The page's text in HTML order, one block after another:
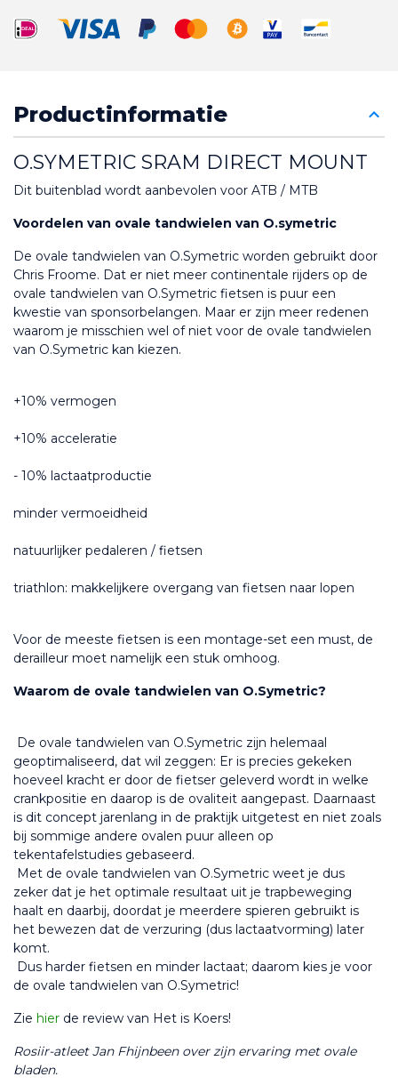
Productinformatie
O.SYMETRIC SRAM DIRECT MOUNT
Dit buitenblad wordt aanbevolen voor ATB / MTB
Voordelen van ovale tandwielen van O.symetric
De ovale tandwielen van O.Symetric worden gebruikt door
Chris Froome. Dat er niet meer continentale rijders op de
ovale tandwielen van O.Symetric fietsen is puur een
kwestie van sponsorbelangen. Maar er zijn meer redenen
waarom je misschien wel of niet voor de ovale tandwielen
van O.Symetric kan kiezen.
+10% vermogen
+10% acceleratie
- 10% lactaatproductie
minder vermoeidheid
natuurlijker pedaleren / fietsen
triathlon: makkelijkere overgang van fietsen naar lopen
Voor de meeste fietsen is een montage-set een must, de
derailleur moet namelijk een stuk omhoog.
Waarom de ovale tandwielen van O.Symetric?
geoptimaliseerd, dat wil zeggen: Er is precies gekeken
hoeveel kracht er door de fietser geleverd wordt in welke
crankpositie en daarop is de ovaliteit aangepast. Daarnaast
is dit concept jarenlang in de praktijk uitgetest en niet zoals
bij sommige andere ovalen puur alleen op
tekentafelstudies gebaseerd.
zeker dat je het optimale resultaat uit je trapbeweging
haalt en daarbij, doordat je meerdere spieren gebruikt is
het bewezen dat de verzuring (dus lactaatvorming) later
komt.
de ovale tandwielen van O.Symetric!
Zie hier de review van Het is Koers!
Rosiir-atleet Jan Fhijnbeen over zijn ervaring met ovale
bladen.